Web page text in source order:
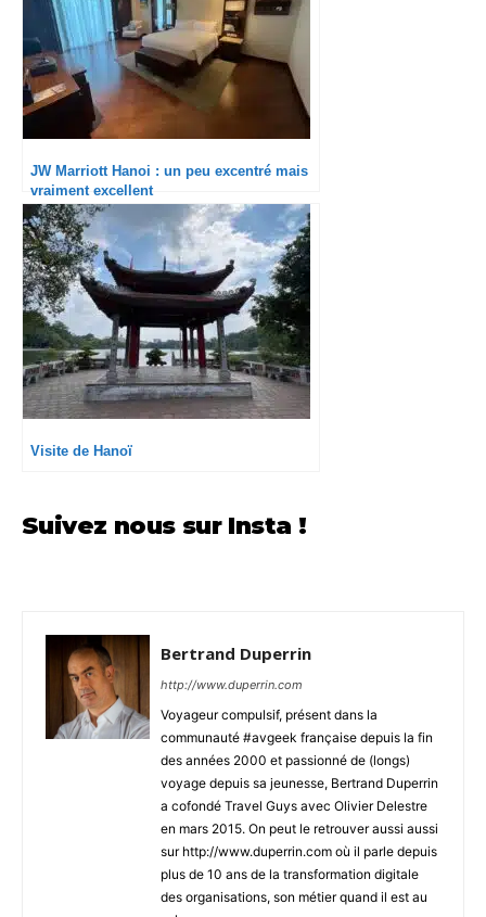
JW Marriott Hanoi : un peu excentré mais
vraiment excellent
Visite de Hanoï
Suivez nous sur Insta !
Bertrand Duperrin
http://www.duperrin.com
Voyageur compulsif, présent dans la
communauté #avgeek française depuis la fin
des années 2000 et passionné de (longs)
voyage depuis sa jeunesse, Bertrand Duperrin
a cofondé Travel Guys avec Olivier Delestre
en mars 2015. On peut le retrouver aussi aussi
sur http://www.duperrin.com où il parle depuis
plus de 10 ans de la transformation digitale
des organisations, son métier quand il est au